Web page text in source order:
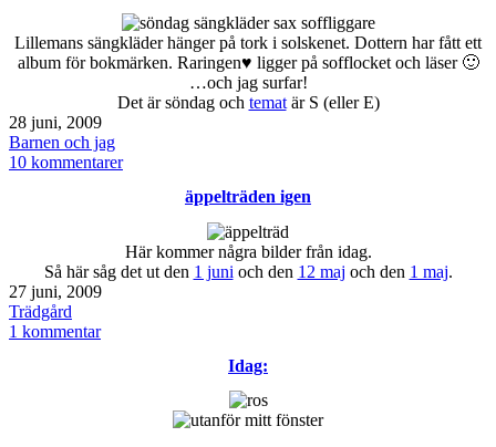
packad…
Lillemans sängkläder hänger på tork i solskenet. Dottern har fått ett
album för bokmärken. Raringen♥ ligger på sofflocket och läser 🙂
…och jag surfar!
Det är söndag och tematär S (eller E)
Publicerat
den
28 juni, 2009
Kategoriserat
som
Barnen och jag
10 kommentarertill
äppelträden igen
Här kommer några bilder från idag.
Så här såg det ut den 1 juni och den 12 maj och den 1 maj.
Publicerat
den
27 juni, 2009
Kategoriserat
som
Trädgård
1 kommentartill
Idag: